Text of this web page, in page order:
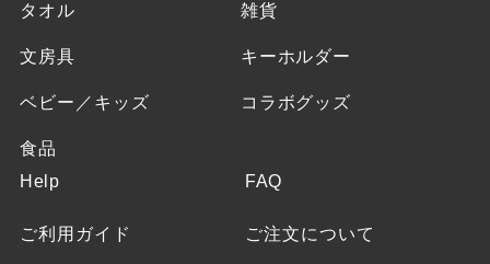
タオル 雑貨
文房具 キーホルダー
ベビー／キッズ コラボグッズ
食品
Help
ご利用ガイド
FAQ
ご注文について